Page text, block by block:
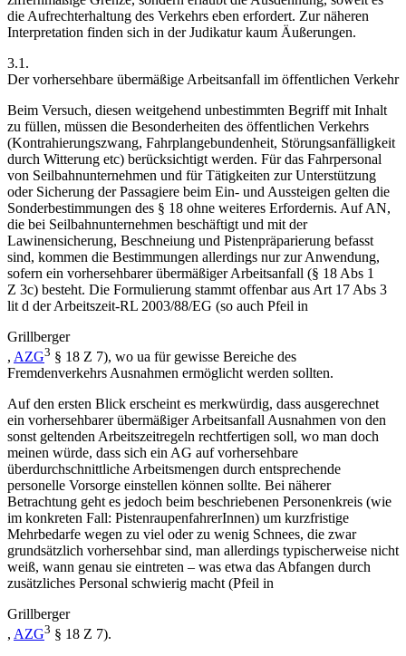
die Aufrechterhaltung des Verkehrs eben erfordert. Zur näheren
Interpretation finden sich in der Judikatur kaum Äußerungen.
3.1.
Der vorhersehbare übermäßige Arbeitsanfall im öffentlichen Verkehr
Beim Versuch, diesen weitgehend unbestimmten Begriff mit Inhalt
zu füllen, müssen die Besonderheiten des öffentlichen Verkehrs
(Kontrahierungszwang, Fahrplangebundenheit, Störungsanfälligkeit
durch Witterung etc) berücksichtigt werden. Für das Fahrpersonal
von Seilbahnunternehmen und für Tätigkeiten zur Unterstützung
oder Sicherung der Passagiere beim Ein- und Aussteigen gelten die
Sonderbestimmungen des § 18 ohne weiteres Erfordernis. Auf AN,
die bei Seilbahnunternehmen beschäftigt und mit der
Lawinensicherung, Beschneiung und Pistenpräparierung befasst
sind, kommen die Bestimmungen allerdings nur zur Anwendung,
sofern ein vorhersehbarer übermäßiger Arbeitsanfall (§ 18 Abs 1
Z 3c) besteht. Die Formulierung stammt offenbar aus Art 17 Abs 3
lit d der Arbeitszeit-RL 2003/88/EG (so auch Pfeil in
Grillberger
, AZG3 § 18 Z 7), wo ua für gewisse Bereiche des
Fremdenverkehrs Ausnahmen ermöglicht werden sollten.
Auf den ersten Blick erscheint es merkwürdig, dass ausgerechnet
ein vorhersehbarerübermäßiger Arbeitsanfall Ausnahmen von den
sonst geltenden Arbeitszeitregeln rechtfertigen soll, wo man doch
meinen würde, dass sich ein AG auf vorhersehbare
überdurchschnittliche Arbeitsmengen durch entsprechende
personelle Vorsorge einstellen können sollte. Bei näherer
Betrachtung geht es jedoch beim beschriebenen Personenkreis (wie
im konkreten Fall: PistenraupenfahrerInnen) um kurzfristige
Mehrbedarfe wegen zu viel oder zu wenig Schnees, die zwar
grundsätzlich vorhersehbar sind, man allerdings typischerweise nicht
weiß, wann genau sie eintreten – was etwa das Abfangen durch
zusätzliches Personal schwierig macht (Pfeil in
Grillberger
, AZG3 § 18 Z 7).